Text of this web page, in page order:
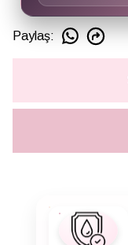
Paylaş: